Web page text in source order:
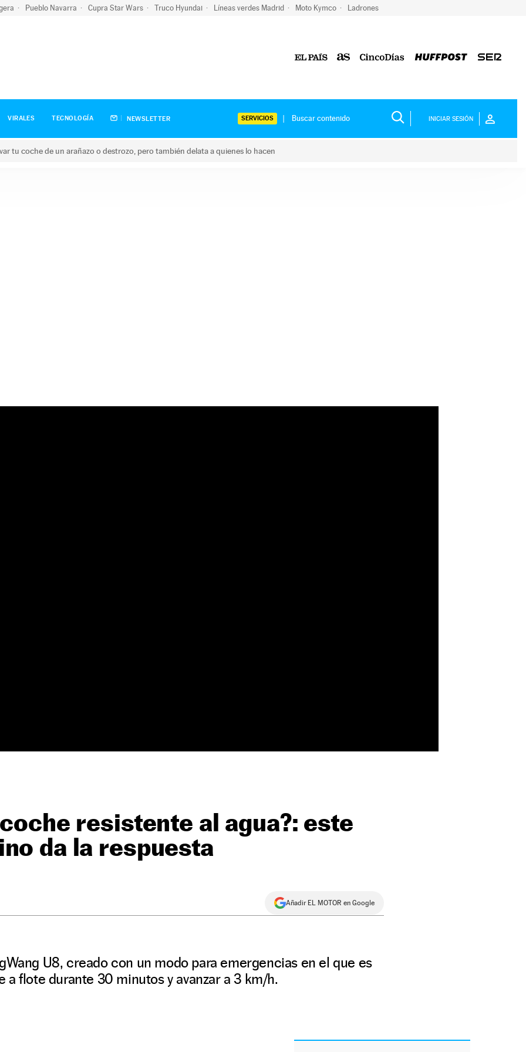
Pueblo Navarra Cupra Star Wars Truco Hyundai Líneas verdes Madrid Moto Kymco Ladrones
VIRALES TECNOLOGÍA NEWSLETTER SERVICIOS INICIAR SESIÓN
tu coche de un arañazo o destrozo, pero también delata a quienes lo hacen
resistente al agua?: este
da la respuesta
Añadir EL MOTOR en Google
U8, creado con un modo para emergencias en el que es
a flote durante 30 minutos y avanzar a 3 km/h.